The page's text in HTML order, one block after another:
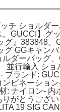
チ ショルダ
。GUCCI】グ
グ』383848。
グ GGキャン
ダーバッグ、
並行輸入 ショ
ブランド:
ビネーショ
: ナイロン- 内
りがとうござ
19 SIG